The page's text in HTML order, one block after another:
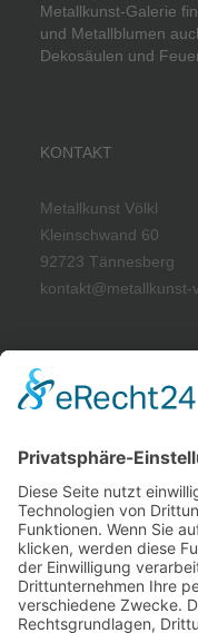
Metallkunst-Galerie
und Metallblumen
Dekosäulen und
KONTAKT
Metallkunst Völkl
Kleinschwand 60
92723 Tännesberg
kontakt@metallkunst-
RECHTLICHES
Datenschutz
SONSTIGES
Feuerschalen